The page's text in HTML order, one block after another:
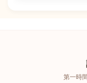
第一時